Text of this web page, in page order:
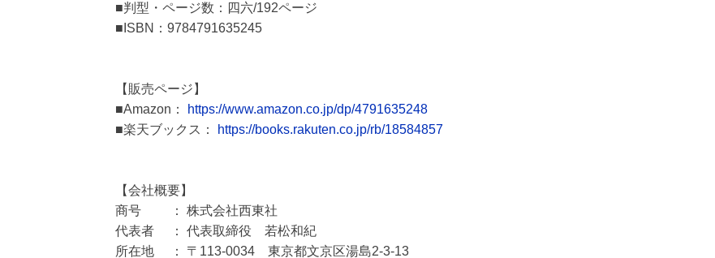
■判型・ページ数：四六/192ページ
■ISBN：9784791635245
【販売ページ】
■Amazon：
https://www.amazon.co.jp/dp/4791635248
■楽天ブックス：
https://books.rakuten.co.jp/rb/18584857
【会社概要】
商号 ： 株式会社西東社
代表者 ： 代表取締役 若松和紀
所在地 ： 〒113-0034 東京都文京区湯島2-3-13